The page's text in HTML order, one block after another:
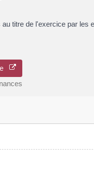
titre de l'exercice par les